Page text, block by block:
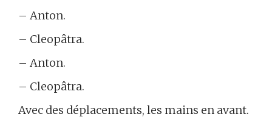
– Anton.
– Cleopâtra.
– Anton.
– Cleopâtra.
Avec des déplacements, les mains en avant.